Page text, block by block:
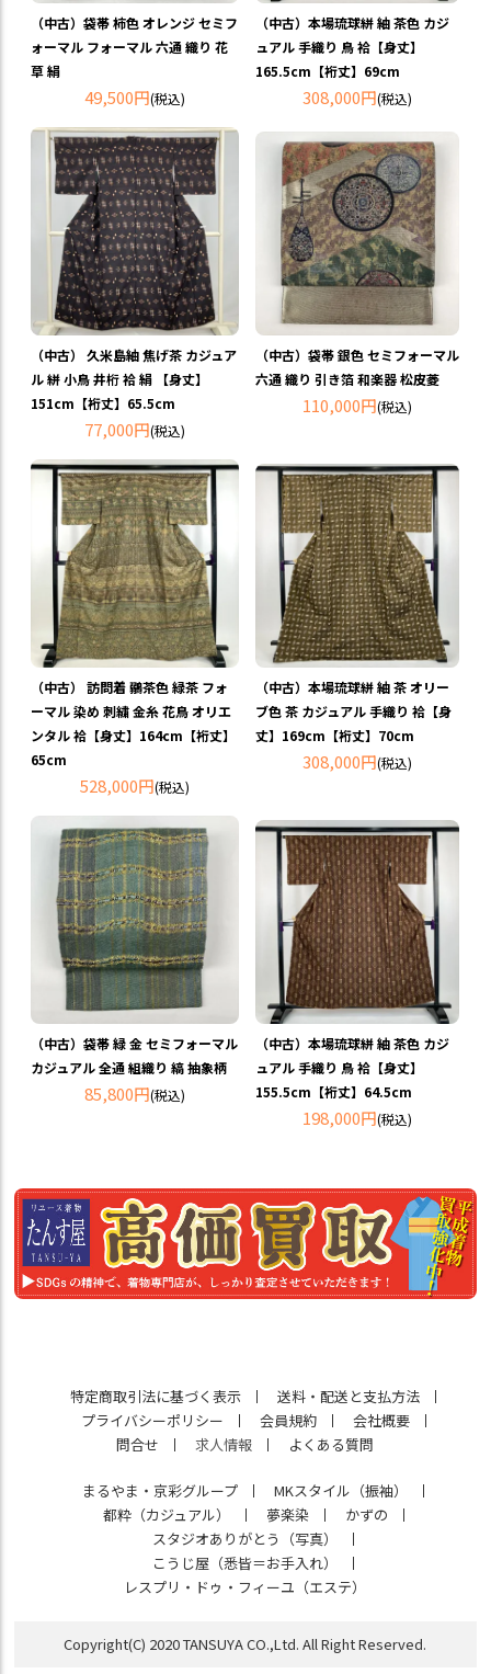
（中古）袋帯 柿色 オレンジ セミフ
ォーマル フォーマル 六通 織り 花
草 絹
49,500円(税込)
（中古）本場琉球絣 紬 茶色 カジ
ュアル 手織り 鳥 袷【身丈】
165.5cm【裄丈】69cm
308,000円(税込)
（中古） 久米島紬 焦げ茶 カジュア
ル 絣 小鳥 井桁 袷 絹 【身丈】
151cm【裄丈】65.5cm
77,000円(税込)
（中古）袋帯 銀色 セミフォーマル
六通 織り 引き箔 和楽器 松皮菱
110,000円(税込)
（中古） 訪問着 鶸茶色 緑茶 フォ
ーマル 染め 刺繍 金糸 花鳥 オリエ
ンタル 袷【身丈】164cm【裄丈】
65cm
528,000円(税込)
（中古）本場琉球絣 紬 茶 オリー
ブ色 茶 カジュアル 手織り 袷【身
丈】169cm【裄丈】70cm
308,000円(税込)
（中古）袋帯 緑 金 セミフォーマル
カジュアル 全通 組織り 縞 抽象柄
85,800円(税込)
（中古）本場琉球絣 紬 茶色 カジ
ュアル 手織り 鳥 袷【身丈】
155.5cm【裄丈】64.5cm
198,000円(税込)
特定商取引法に基づく表示
送料・配送と支払方法
プライバシーポリシー
会員規約
会社概要
問合せ
求人情報 よくある質問
まるやま・京彩グループ
MKスタイル（振袖）
都粋（カジュアル）
夢楽染
かずの
スタジオありがとう（写真）
こうじ屋（悉皆＝お手入れ）
レスプリ・ドゥ・フィーユ（エステ）
Copyright(C) 2020 TANSUYA CO.,Ltd. All Right Reserved.